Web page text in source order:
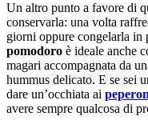
Un altro punto a favore di
conservarla: una volta
giorni oppure congelarla in
pomodoro è ideale anche
magari accompagnata da
hummus delicato. E se sei
dare un’occhiata ai
avere sempre qualcosa di